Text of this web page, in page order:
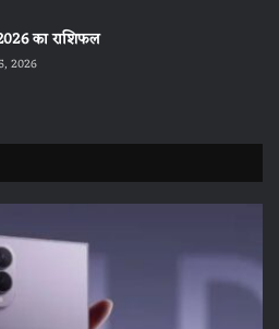
का राशिफल
2026